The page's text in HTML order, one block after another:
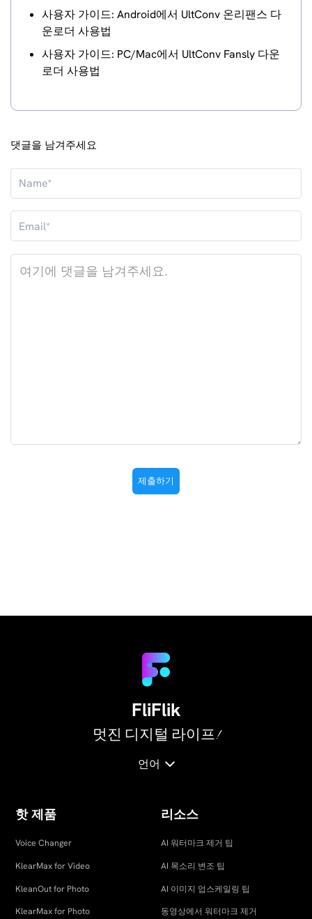
사용자 가이드: Android에서 UltConv 온리팬스 다
운로더 사용법
사용자 가이드: PC/Mac에서 UltConv Fansly 다운
로더 사용법
댓글을 남겨주세요
FliFlik
멋진 디지털 라이프!
언어
핫 제품
Voice Changer
KlearMax for Video
KleanOut for Photo
KlearMax for Photo
리소스
AI 워터마크 제거 팁
AI 목소리 변조 팁
AI 이미지 업스케일링 팁
동영상에서 워터마크 제거